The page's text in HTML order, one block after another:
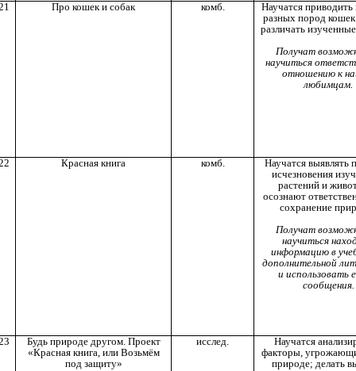
Про кошек и собак комб.
Научатся
разных пород
различать
Получат
научиться
отношению к
любимцам.
Красная книга комб.
Научатся выявлять
исчезновения
растений и
осознают
сохранение
Получат
научиться
информацию в
дополнительной
и использовать
сообщения.
Будь природе другом. Проект
«Красная книга, или Возьмём
под защиту»
исслед.
Научатся
факторы,
природе; делать